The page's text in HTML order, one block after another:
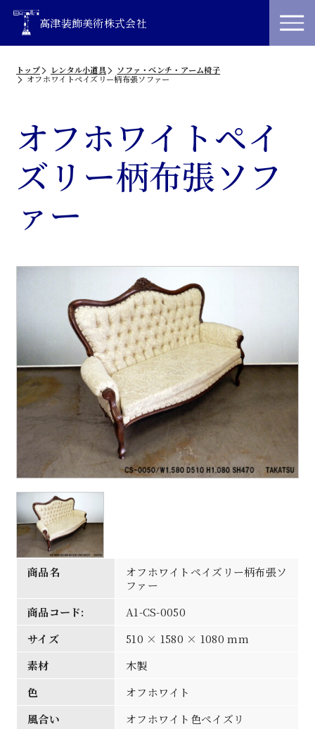
高津装飾美術株式会社
トップ レンタル小道具
ソファ・べンチ・アーム椅子
オフホワイトペイズリー柄布張ソファー
オフホワイトペイ
ズリー柄布張ソフ
ァー
商品名
オフホワイトペイズリー柄布張ソ
ファー
商品コード:
A1-CS-0050
サイズ
510 × 1580 × 1080 mm
素材
木製
色
オフホワイト
風合い
オフホワイト色ペイズリ